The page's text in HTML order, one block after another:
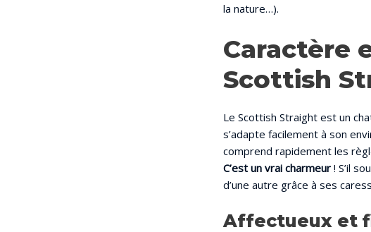
la nature…).
Caractère
Scottish
Le Scottish Straight est un
s’adapte facilement à son
comprend rapidement les
C’est un vrai charmeur ! S’il
d’une autre grâce à ses
Affectueux et